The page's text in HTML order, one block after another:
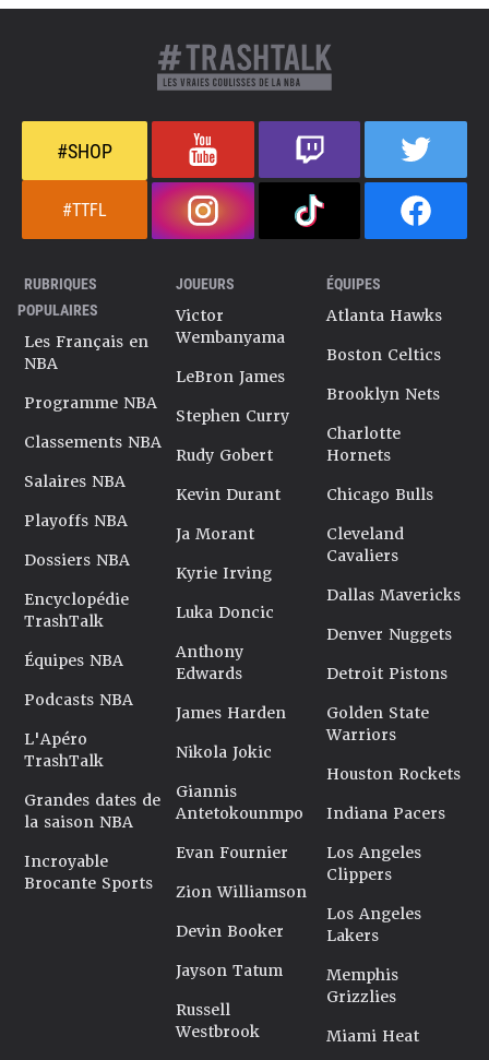
#SHOP
#TTFL
RUBRIQUES
POPULAIRES
Les Français en
NBA
Programme NBA
Classements NBA
Salaires NBA
Playoffs NBA
Dossiers NBA
Encyclopédie
TrashTalk
Équipes NBA
Podcasts NBA
L'Apéro
TrashTalk
Grandes dates de
la saison NBA
Incroyable
Brocante Sports
JOUEURS
Victor
Wembanyama
LeBron James
Stephen Curry
Rudy Gobert
Kevin Durant
Ja Morant
Kyrie Irving
Luka Doncic
Anthony
Edwards
James Harden
Nikola Jokic
Giannis
Antetokounmpo
Evan Fournier
Zion Williamson
Devin Booker
Jayson Tatum
Russell
Westbrook
ÉQUIPES
Atlanta Hawks
Boston Celtics
Brooklyn Nets
Charlotte
Hornets
Chicago Bulls
Cleveland
Cavaliers
Dallas Mavericks
Denver Nuggets
Detroit Pistons
Golden State
Warriors
Houston Rockets
Indiana Pacers
Los Angeles
Clippers
Los Angeles
Lakers
Memphis
Grizzlies
Miami Heat